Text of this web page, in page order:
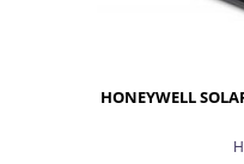
HONEYWELL